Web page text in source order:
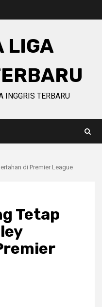
LIGA
INGGRIS TERBARU
di Premier League
Tetap